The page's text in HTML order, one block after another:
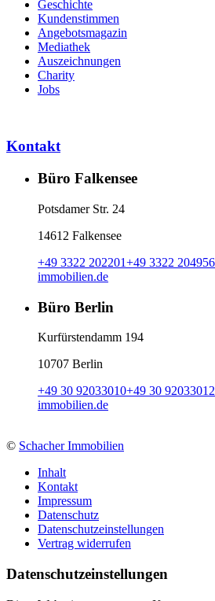
Geschichte
Kundenstimmen
Angebotsmagazin
Mediathek
Auszeichnungen
Charity
Jobs
Kontakt
Büro Falkensee
Potsdamer Str. 24
14612 Falkensee
+49 3322 202201+49 3322 204956
immobilien.de
Büro Berlin
Kurfürstendamm 194
10707 Berlin
+49 30 92033010+49 30 92033012
immobilien.de
© Schacher Immobilien
Inhalt
Kontakt
Impressum
Datenschutz
Datenschutzeinstellungen
Vertrag widerrufen
Daten­schutz­ein­stellungen